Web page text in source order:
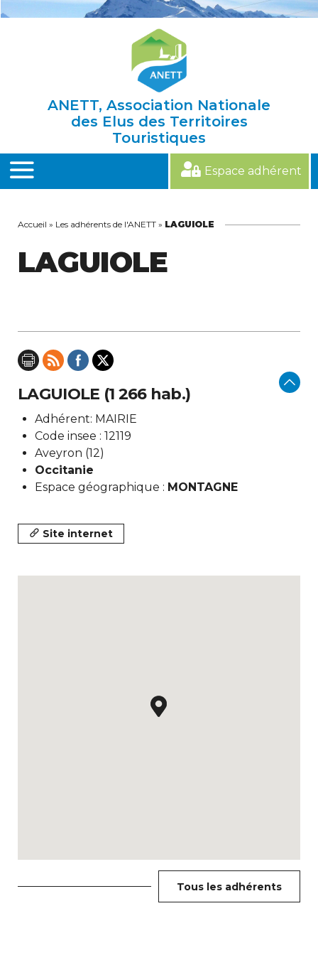
ANETT, Association Nationale
des Elus des Territoires
Touristiques
MENU
Espace adhérent
Accueil » Les adhérents de l'ANETT » LAGUIOLE
LAGUIOLE
LAGUIOLE (1 266 hab.)
Adhérent: MAIRIE
Code insee : 12119
Aveyron (12)
Occitanie
Espace géographique : MONTAGNE
Site internet
Tous les adhérents